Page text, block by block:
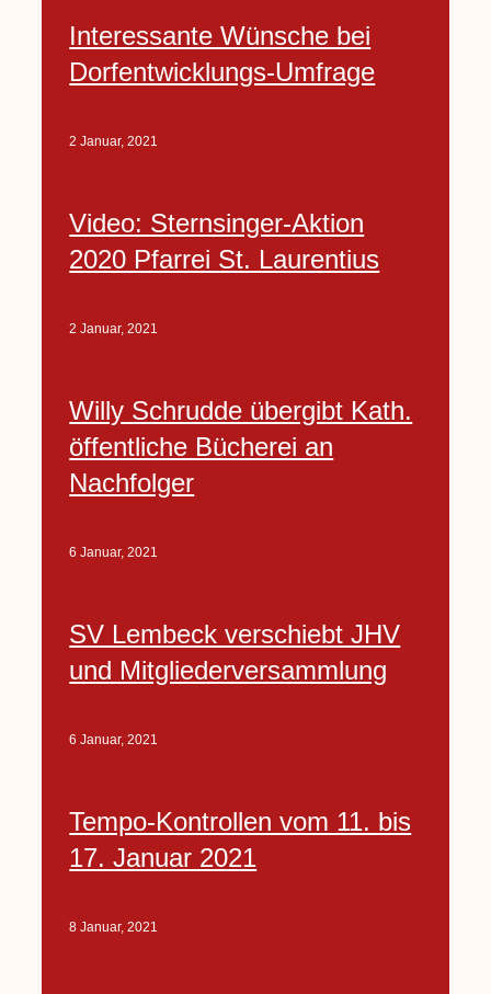
Interessante Wünsche bei
Dorfentwicklungs-Umfrage
2 Januar, 2021
Video: Sternsinger-Aktion
2020 Pfarrei St. Laurentius
2 Januar, 2021
Willy Schrudde übergibt Kath.
öffentliche Bücherei an
Nachfolger
6 Januar, 2021
SV Lembeck verschiebt JHV
und Mitgliederversammlung
6 Januar, 2021
Tempo-Kontrollen vom 11. bis
17. Januar 2021
8 Januar, 2021